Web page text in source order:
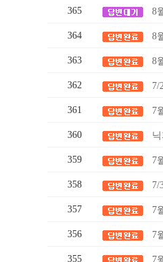
365 8
364 8
363 8
362 7/
361 7
360
359 7
358 7/
357 7
356 7
355 7